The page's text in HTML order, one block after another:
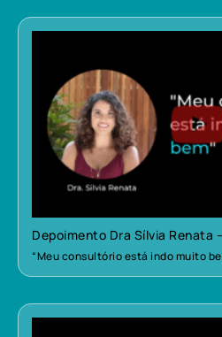
Depoimento Dra Sílvia Renata
“Meu consultório está indo muito